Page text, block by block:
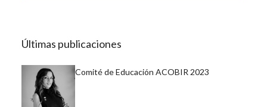
Últimas publicaciones
Comité de Educación ACOBIR 2023